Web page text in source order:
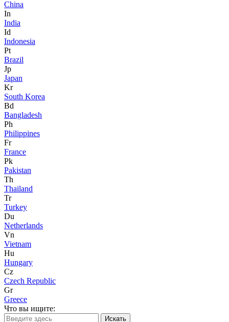
China
In
India
Id
Indonesia
Pt
Brazil
Jp
Japan
Kr
South Korea
Bd
Bangladesh
Ph
Philippines
Fr
France
Pk
Pakistan
Th
Thailand
Tr
Turkey
Du
Netherlands
Vn
Vietnam
Hu
Hungary
Cz
Czech Republic
Gr
Greece
Что вы ищите: